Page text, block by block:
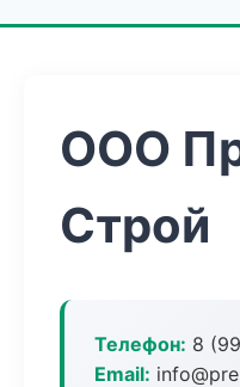
ООО
Строй
Телефон: 8
Email: